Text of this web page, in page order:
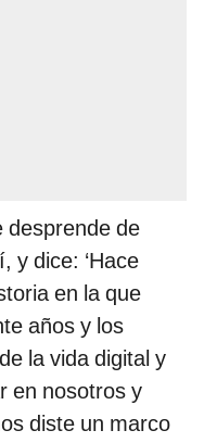
desprende de
y dice: ‘Hace
en la que
años y los
la vida digital y
en nosotros y
diste un marco